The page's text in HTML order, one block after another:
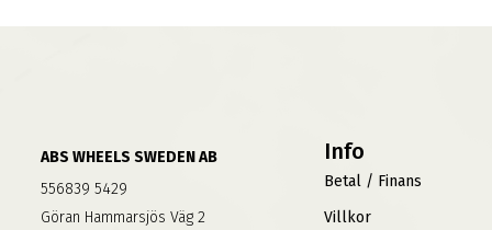
ABS WHEELS SWEDEN AB
556839 5429
Göran Hammarsjös Väg 2
Info
Betal / Finans
Villkor